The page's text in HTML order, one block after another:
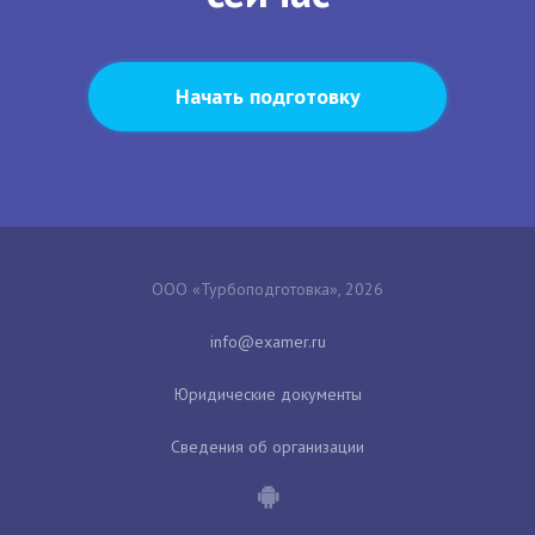
Начать подготовку
ООО «Турбоподготовка», 2026
Юридические документы
Сведения об организации